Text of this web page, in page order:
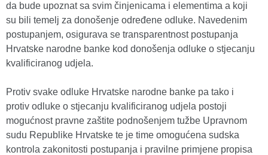
da bude upoznat sa svim činjenicama i elementima a koji
su bili temelj za donošenje određene odluke. Navedenim
postupanjem, osigurava se transparentnost postupanja
Hrvatske narodne banke kod donošenja odluke o stjecanju
kvalificiranog udjela.
Protiv svake odluke Hrvatske narodne banke pa tako i
protiv odluke o stjecanju kvalificiranog udjela postoji
mogućnost pravne zaštite podnošenjem tužbe Upravnom
sudu Republike Hrvatske te je time omogućena sudska
kontrola zakonitosti postupanja i pravilne primjene propisa